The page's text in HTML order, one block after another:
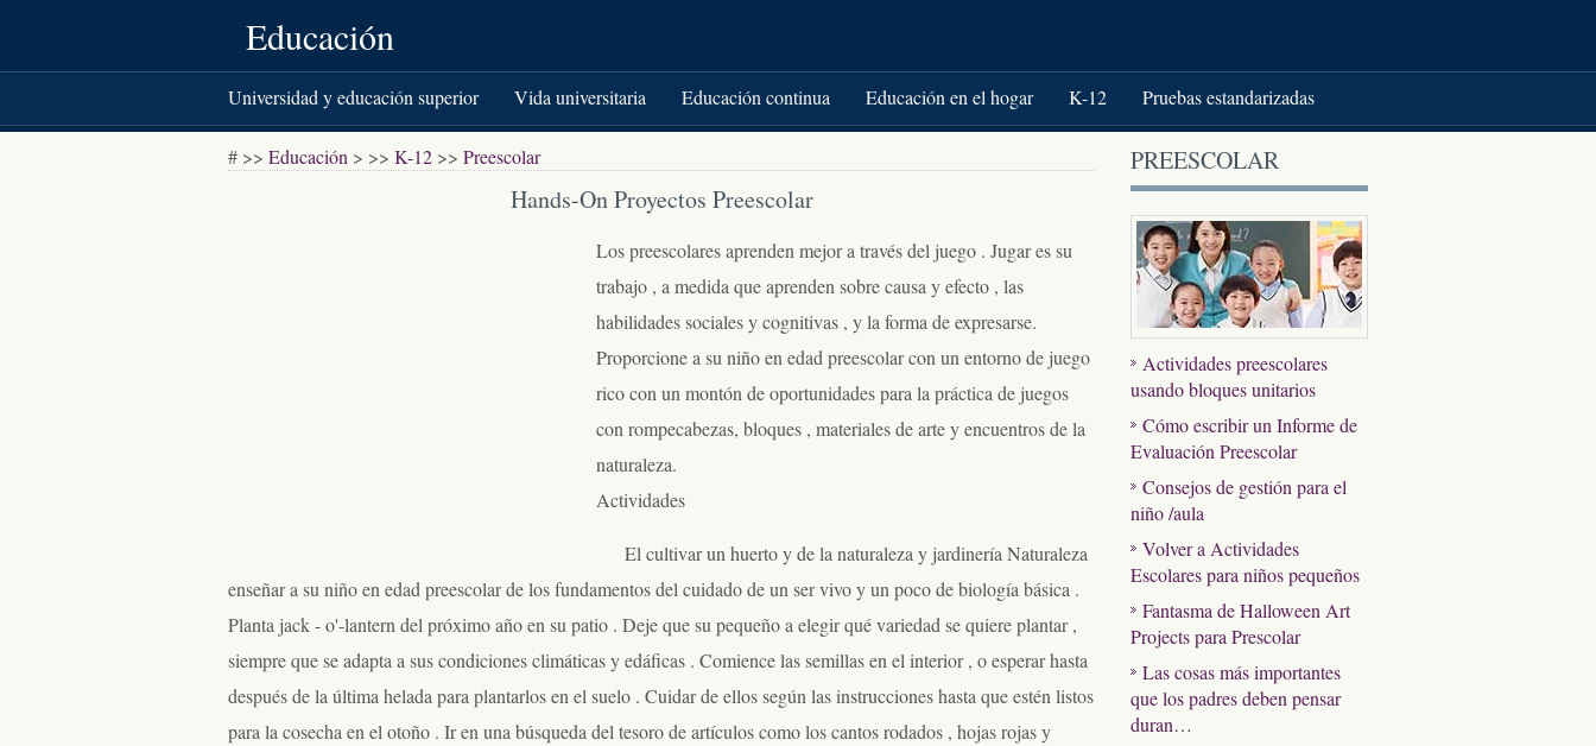
Educación
Universidad y educación superior Vida universitaria Educación continua Educación en el hogar K-12
Pruebas estandarizadas
Libros y literatura
# >> Educación > >> K-12 >> Preescolar
Hands-On Proyectos Preescolar
Los preescolares aprenden mejor a través del juego . Jugar es su
trabajo , a medida que aprenden sobre causa y efecto , las
habilidades sociales y cognitivas , y la forma de expresarse.
Proporcione a su niño en edad preescolar con un entorno de juego
rico con un montón de oportunidades para la práctica de juegos
con rompecabezas, bloques , materiales de arte y encuentros de la
naturaleza.
Actividades
El cultivar un huerto y de la naturaleza y jardinería Naturaleza
enseñar a su niño en edad preescolar de los fundamentos del cuidado de un ser vivo y un poco de biología básica .
Planta jack - o'-lantern del próximo año en su patio . Deje que su pequeño a elegir qué variedad se quiere plantar ,
siempre que se adapta a sus condiciones climáticas y edáficas . Comience las semillas en el interior , o esperar hasta
después de la última helada para plantarlos en el suelo . Cuidar de ellos según las instrucciones hasta que estén listos
para la cosecha en el otoño . Ir en una búsqueda del tesoro de artículos como los cantos rodados , hojas rojas y
PREESCOLAR
Actividades preescolares
usando bloques unitarios
Cómo escribir un Informe de
Evaluación Preescolar
Consejos de gestión para el
niño /aula
Volver a Actividades
Escolares para niños pequeños
Fantasma de Halloween Art
Projects para Prescolar
Las cosas más importantes
que los padres deben pensar
duran…